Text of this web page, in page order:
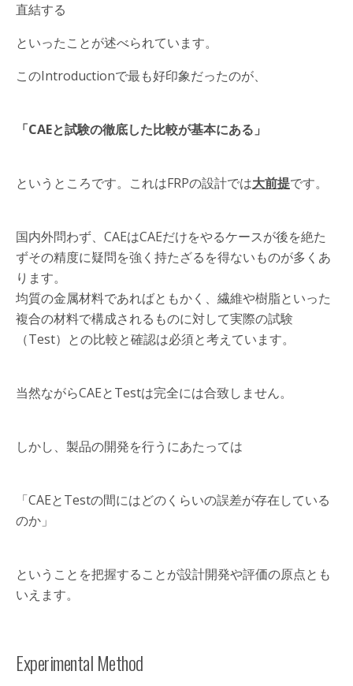
直結する
といったことが述べられています。
このIntroductionで最も好印象だったのが、
「CAEと試験の徹底した比較が基本にある」
というところです。これはFRPの設計では大前提です。
国内外問わず、CAEはCAEだけをやるケースが後を絶た
ずその精度に疑問を強く持たざるを得ないものが多くあ
ります。
均質の金属材料であればともかく、繊維や樹脂といった
複合の材料で構成されるものに対して実際の試験
（Test）との比較と確認は必須と考えています。
当然ながらCAEとTestは完全には合致しません。
しかし、製品の開発を行うにあたっては
「CAEとTestの間にはどのくらいの誤差が存在している
のか」
ということを把握することが設計開発や評価の原点とも
いえます。
Experimental Method